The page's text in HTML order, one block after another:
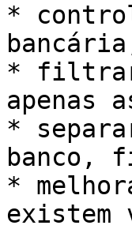
*
* filtrar
apenas
*
banco,
*
existem